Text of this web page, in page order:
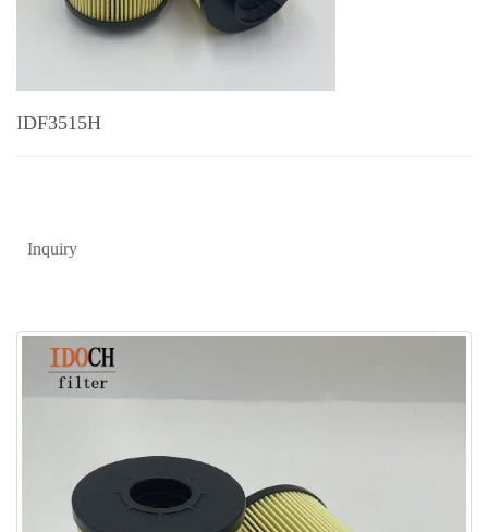
IDF3515H
Inquiry